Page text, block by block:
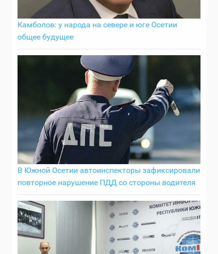
Камболов: у народа на севере и юге Осетии
общее будущее
В Южной Осетии автоинспекторы зафиксировали
повторное нарушение ПДД со стороны водителя